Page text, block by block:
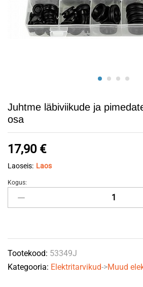
Juhtme läbiviikude ja
osa
17,90 €
Laoseis: Laos
Juhtme
läbiviikude
komplekt
125-
osa
Kogus:
Tootekood: 53349J
Kategooria: Elektritarvikud->Muud